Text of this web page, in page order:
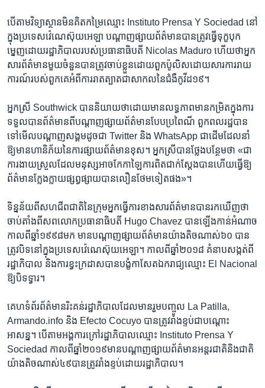
បើ​តាម​វិទ្យាស្ថាន​មិន​គិត​កម្រៃ​ឈ្មោះ Instituto Prensa Y Sociedad ​នៅ​
ក្នុង​ប្រទេស​វ៉េណេស៊ុយអេឡា បណ្តាញ​ផ្សាយ​ព័ត៌មាន​បាន​ត្រូវ​ធ្វើ​ទុក្ខ​បុក​
ម្នេញ​ដោយរដ្ឋាភិបាល​របស់​ប្រធានាធិបតី Nicolas Maduro ហើយ​ថា​អ្នក​
សារព័ត៌មាន​មួយ​ចំនួន​បានត្រូវចាប់ខ្លួន​ដោយ​ពួក​ប៉ូលិសដោយសារ​ការ​រាយ
ការណ៍​របស់​ពួក​គេ​អំពី​ការ​រាតត្បាត​ជា​សាកល​នៃ​ជំងឺ​កូវីដ១៩។​
អ្នក​ស្រី Southwick បាន​និយាយ​ថា​ដោយ​មានលទ្ធភាព​មាន​កម្រិតក្នុង​ការ​
ទទួល​បាន​ព័ត៌មាន​ពី​បណ្តាញ​ផ្សាយ​ព័ត៌មាន​បែប​ប្រពៃណី​ ពួក​ពល​រដ្ឋ​បាន​
ទៅ​មើល​បណ្តាញ​សង្គម​ដូចជា​ Twitter និង​ WhatsApp ជា​ដើម​ដែល​នាំ​
ឱ្យ​មាន​ហានិភ័យនៃ​ការ​ផ្សាយ​ព័ត៌មាន​ខុស។​ អ្នក​ស្រី​បាន​ថ្លែង​បន្ថែម​ថា «ជា​
ការ​ងាយ​ស្រួលដែល​មនុស្សអាច​កែ​កាឡៃ​ការ​ពិត​ជាក់​ស្តែង​បាន​ហើយ​ធ្វើ​ឱ្យ​
ព័ត៌មាន​ក្លែង​ក្លាយផ្សព្វផ្សាយ​បាន​លឿន​ថែម​ទៀត​ផង»។
ទិន្នន័យ​ពី​សហជីព​ជាតិ​នៃ​ក្រុម​អ្នក​ធ្វើការ​ខាង​សារព័ត៌មានបានរក​ឃើញ​ថា​
ចាប់​តាំង​ពី​សព​លោក​ប្រធានាធិបតី Hugo Chavez បាន​ឡើង​កាន់​អំណាច​
កាល​ពី​ឆ្នាំ១៩៩៨​មក ​មាន​បណ្តាញ​ផ្សាយ​ព័ត៌មាន​យ៉ាង​តិច​ណាស់​៦០​ បាន​
ត្រូវ​បិទ​នៅ​ក្នុង​ប្រទេស​វ៉េណេស៊ុយអេឡា។ កាលពី​ឆ្នាំ​២០១៨​ គំនាប​សង្កត់​ពី​
រដ្ឋាភិបាល​ និង​ការ​ខ្វះ​ក្រដាស​បាន​បង្ខំកាសែត​ឯករាជ្យ​ឈ្មោះ El Nacional
ឱ្យ​បិទ​ទ្វារ។
គេហ​ទំព័រ​ព័ត៌មានរិះ​គន់​រដ្ឋាភិបាល​ដែល​មាន​រួម​បញ្ចូល La Patilla,
Armando.info និង Efecto Cocuyo បាន​ត្រូវ​រាំង​ខ្ទប់​ជា​បណ្តោះ
អាសន្ន។ បើ​តាមអង្គការ​ក្រៅ​រដ្ឋាភិបាលឈ្មោះ Instituto Prensa Y
Sociedad កាល​ពី​ឆ្នាំ​២០១៩​មាន​បណ្តាញ​ផ្សាយ​ព័ត៌មាន​អន្តរជាតិ​និង​ជាតិ​
យ៉ាង​តិច​ណាស់​៤៩​បាន​ត្រូវ​រាំង​ខ្ទប់​ដោយ​រដ្ឋាភិបាល។